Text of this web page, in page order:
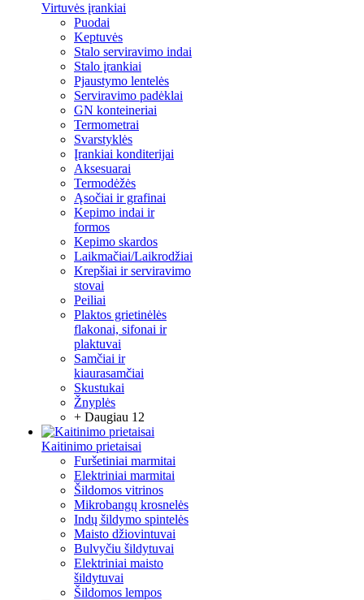
Virtuvės įrankiai
Puodai
Keptuvės
Stalo serviravimo indai
Stalo įrankiai
Pjaustymo lentelės
Serviravimo padėklai
GN konteineriai
Termometrai
Svarstyklės
Įrankiai konditerijai
Aksesuarai
Termodėžės
Ąsočiai ir grafinai
Kepimo indai ir
formos
Kepimo skardos
Laikmačiai/Laikrodžiai
Krepšiai ir serviravimo
stovai
Peiliai
Plaktos grietinėlės
flakonai, sifonai ir
plaktuvai
Samčiai ir
kiaurasamčiai
Skustukai
Žnyplės
+ Daugiau 12
Kaitinimo prietaisai
Furšetiniai marmitai
Elektriniai marmitai
Šildomos vitrinos
Mikrobangų krosnelės
Indų šildymo spintelės
Maisto džiovintuvai
Bulvyčiu šildytuvai
Elektriniai maisto
šildytuvai
Šildomos lempos